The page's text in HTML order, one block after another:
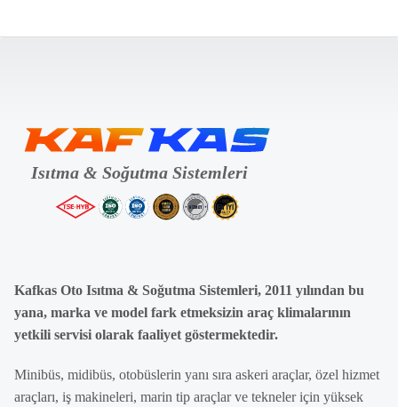
Kafkas Oto Isıtma & Soğutma Sistemleri, 2011 yılından bu
yana, marka ve model fark etmeksizin araç klimalarının
yetkili servisi olarak faaliyet göstermektedir.
Minibüs, midibüs, otobüslerin yanı sıra askeri araçlar, özel hizmet
araçları, iş makineleri, marin tip araçlar ve tekneler için yüksek